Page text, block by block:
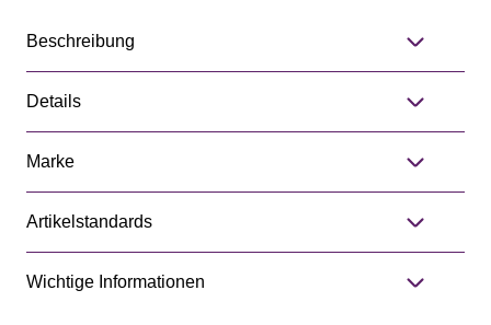
Beschreibung
Details
Marke
Artikelstandards
Wichtige Informationen